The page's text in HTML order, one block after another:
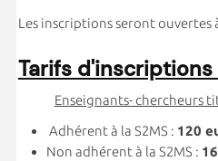
Les inscriptions seront ouvertes
Tarifs d'inscriptions
Enseignants- chercheurs
Adhérent à la S2MS : 120
Non adhérent à la S2MS :